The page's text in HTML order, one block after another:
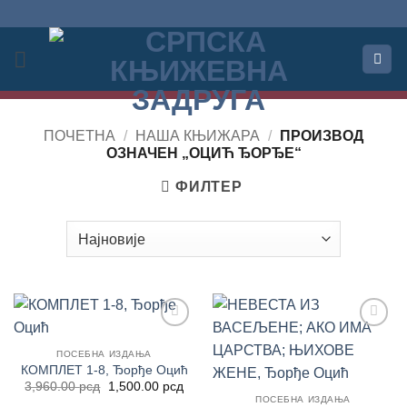
садржај
ПОЧЕТНА / НАША КЊИЖАРА /
ПРОИЗВОД
OЗНАЧЕН „ОЦИЋ ЂОРЂЕ“
ФИЛТЕР
Листу
жеља
ПОСЕБНА ИЗДАЊА
КОМПЛЕТ 1-8, Ђорђе Оцић
3,960.00рсд
Оригинална
1,500.00 рсдТренутна
цена
ПОСЕБНА ИЗДАЊА